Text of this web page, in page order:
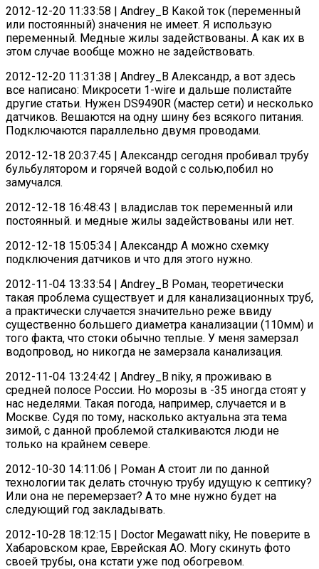
2012-12-20 11:33:58 | Andrey_B Какой ток (переменный
или постоянный) значения не имеет. Я использую
переменный. Медные жилы задействованы. А как их в
этом случае вообще можно не задействовать.
2012-12-20 11:31:38 | Andrey_B Александр, а вот здесь
все написано: Микросети 1-wire и дальше полистайте
другие статьи. Нужен DS9490R (мастер сети) и несколько
датчиков. Вешаются на одну шину без всякого питания.
Подключаются параллельно двумя проводами.
2012-12-18 20:37:45 | Александр сегодня пробивал трубу
бульбулятором и горячей водой с солью,побил но
замучался.
2012-12-18 16:48:43 | владислав ток переменный или
постоянный. и медные жилы задействованы или нет.
2012-12-18 15:05:34 | Александр А можно схемку
подключения датчиков и что для этого нужно.
2012-11-04 13:33:54 | Andrey_B Роман, теоретически
такая проблема существует и для канализационных труб,
а практически случается значительно реже ввиду
существенно большего диаметра канализации (110мм) и
того факта, что стоки обычно теплые. У меня замерзал
водопровод, но никогда не замерзала канализация.
2012-11-04 13:24:42 | Andrey_B niky, я проживаю в
средней полосе России. Но морозы в -35 иногда стоят у
нас неделями. Такая погода, например, случается и в
Москве. Судя по тому, насколько актуальна эта тема
зимой, с данной проблемой сталкиваются люди не
только на крайнем севере.
2012-10-30 14:11:06 | Роман А стоит ли по данной
технологии так делать сточную трубу идущую к септику?
Или она не перемерзает? А то мне нужно будет на
следующий год закладывать.
2012-10-28 18:12:15 | Doctor Megawatt niky, Не поверите в
Хабаровском крае, Еврейская АО. Могу скинуть фото
своей трубы, она кстати уже под обогревом.